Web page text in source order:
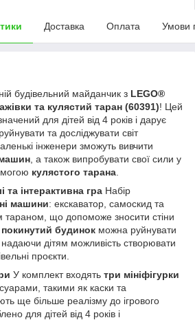
Доставка Оплата Умови
будівельний майданчик з LEGO®
та кулястий таран (60391)! Цей
для дітей від 4 років і дарує
та досліджувати світ
інженери зможуть вивчити
, а також випробувати свої сили у
кулястого тарана
та інтерактивна гра Набір
машини: екскаватор, самоскид та
тараном, що допоможе зносити стіни
покинутий будинок можна руйнувати
дітям можливість створювати
проєкти.
У комплект входять три мініфігурки
такими як каски та
ще більше реалізму до ігрового
для дітей від 4 років і